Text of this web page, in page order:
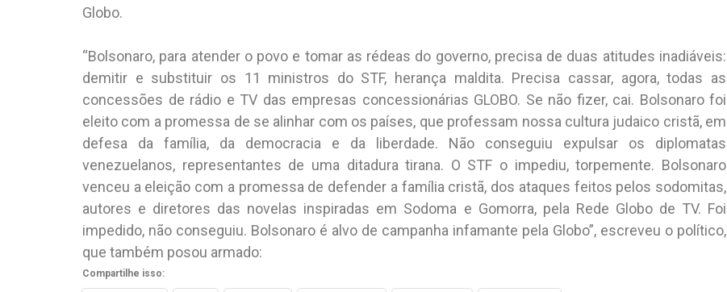
Globo.
“Bolsonaro, para atender o povo e tomar as rédeas do governo, precisa de duas atitudes inadiáveis:
demitir e substituir os 11 ministros do STF, herança maldita. Precisa cassar, agora, todas as
concessões de rádio e TV das empresas concessionárias GLOBO. Se não fizer, cai. Bolsonaro foi
eleito com a promessa de se alinhar com os países, que professam nossa cultura judaico cristã, em
defesa da família, da democracia e da liberdade. Não conseguiu expulsar os diplomatas
venezuelanos, representantes de uma ditadura tirana. O STF o impediu, torpemente. Bolsonaro
venceu a eleição com a promessa de defender a família cristã, dos ataques feitos pelos sodomitas,
autores e diretores das novelas inspiradas em Sodoma e Gomorra, pela Rede Globo de TV. Foi
impedido, não conseguiu. Bolsonaro é alvo de campanha infamante pela Globo”, escreveu o político,
que também posou armado:
Compartilhe isso: